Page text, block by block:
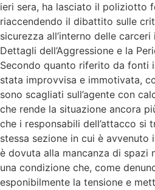
ieri sera, ha lasciato il poliziotto
riaccendendo il dibattito sulle
sicurezza all’interno delle carceri
Dettagli dell’Aggressione e la
Secondo quanto riferito da fonti
stata improvvisa e immotivata,
sono scagliati sull’agente con
che rende la situazione ancora
che i responsabili dell’attacco si
stessa sezione in cui è avvenuto
è dovuta alla mancanza di spazi
una condizione che, come
esponibilmente la tensione e